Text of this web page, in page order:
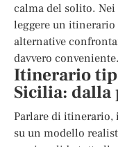
calma del solito.
leggere un
alternative
davvero conveniente.
Itinerario
Sicilia: dalla
Parlare di itinerario,
su un modello